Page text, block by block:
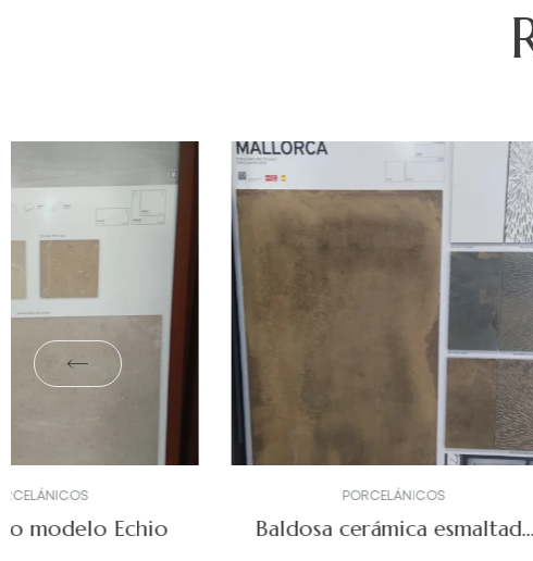
Baldosa cerámica esmaltada